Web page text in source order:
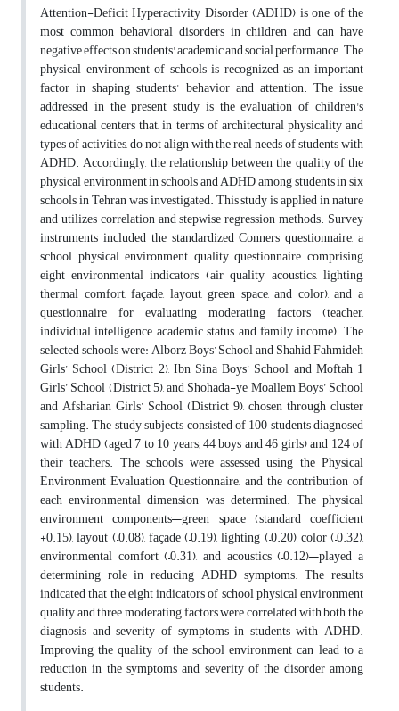
Attention-Deficit Hyperactivity Disorder (ADHD) is one of the
most common behavioral disorders in children and can have
negative effects on students' academic and social performance. The
physical environment of schools is recognized as an important
factor in shaping students' behavior and attention. The issue
addressed in the present study is the evaluation of children's
educational centers that, in terms of architectural physicality and
types of activities, do not align with the real needs of students with
ADHD. Accordingly, the relationship between the quality of the
physical environment in schools and ADHD among students in six
schools in Tehran was investigated. This study is applied in nature
and utilizes correlation and stepwise regression methods. Survey
instruments included the standardized Conners questionnaire, a
school physical environment quality questionnaire comprising
eight environmental indicators (air quality, acoustics, lighting,
thermal comfort, façade, layout, green space, and color), and a
questionnaire for evaluating moderating factors (teacher,
individual intelligence, academic status, and family income). The
selected schools were: Alborz Boys’ School and Shahid Fahmideh
Girls’ School (District 2), Ibn Sina Boys’ School and Moftah 1
Girls’ School (District 5), and Shohada-ye Moallem Boys’ School
and Afsharian Girls’ School (District 9), chosen through cluster
sampling. The study subjects consisted of 100 students diagnosed
with ADHD (aged 7 to 10 years; 44 boys and 46 girls) and 124 of
their teachers. The schools were assessed using the Physical
Environment Evaluation Questionnaire, and the contribution of
each environmental dimension was determined. The physical
environment components—green space (standard coefficient
+0.15), layout (–0.08), façade (–0.19), lighting (–0.20), color (–0.32),
environmental comfort (–0.31), and acoustics (–0.12)—played a
determining role in reducing ADHD symptoms. The results
indicated that the eight indicators of school physical environment
quality and three moderating factors were correlated with both the
diagnosis and severity of symptoms in students with ADHD.
Improving the quality of the school environment can lead to a
reduction in the symptoms and severity of the disorder among
students.